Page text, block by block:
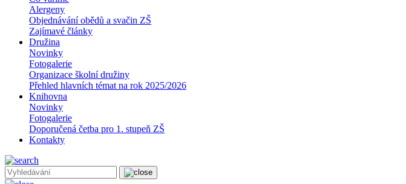
Alergeny
Objednávání obědů a svačin ZŠ
Zajímavé články
Družina
Novinky
Fotogalerie
Organizace školní družiny
Přehled hlavních témat na rok 2025/2026
Knihovna
Novinky
Fotogalerie
Doporučená četba pro 1. stupeň ZŠ
Kontakty